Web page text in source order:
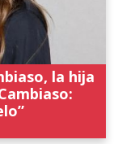
la hija